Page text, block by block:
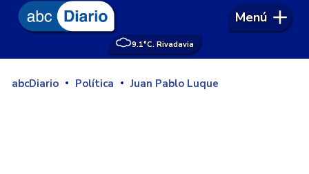
9.1°C. Rivadavia
Menú
abcDiario Política Juan Pablo Luque